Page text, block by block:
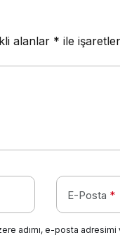
alanlar * ile
E-Posta *
adımı, e-posta